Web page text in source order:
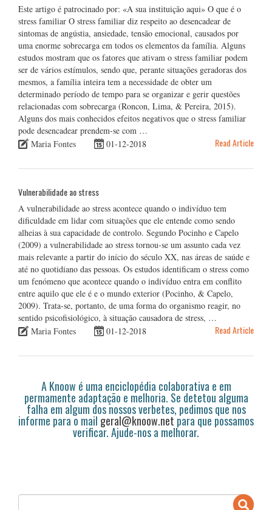
Este artigo é patrocinado por: «A sua instituição aqui» O que é o
stress familiar O stress familiar diz respeito ao desencadear de
sintomas de angústia, ansiedade, tensão emocional, causados por
uma enorme sobrecarga em todos os elementos da família. Alguns
estudos mostram que os fatores que ativam o stress familiar podem
ser de vários estímulos, sendo que, perante situações geradoras dos
mesmos, a família inteira tem a necessidade de obter um
determinado período de tempo para se organizar e gerir questões
relacionadas com sobrecarga (Roncon, Lima, & Pereira, 2015).
Alguns dos mais conhecidos efeitos negativos que o stress familiar
pode desencadear prendem-se com …
Maria Fontes
01-12-2018 Read Article
Vulnerabilidade ao stress
A vulnerabilidade ao stress acontece quando o indivíduo tem
dificuldade em lidar com situações que ele entende como sendo
alheias à sua capacidade de controlo. Segundo Pocinho e Capelo
(2009) a vulnerabilidade ao stress tornou-se um assunto cada vez
mais relevante a partir do início do século XX, nas áreas de saúde e
até no quotidiano das pessoas. Os estudos identificam o stress como
um fenómeno que acontece quando o indivíduo entra em conflito
entre aquilo que ele é e o mundo exterior (Pocinho, & Capelo,
2009). Trata-se, portanto, de uma forma do organismo reagir, no
sentido psicofisiológico, à situação causadora de stress, …
Maria Fontes
01-12-2018 Read Article
A Knoow é uma enciclopédia colaborativa e em
permamente adaptação e melhoria. Se detetou alguma
falha em algum dos nossos verbetes, pedimos que nos
informe para o mail geral@knoow.netpara que possamos
verificar. Ajude-nos a melhorar.